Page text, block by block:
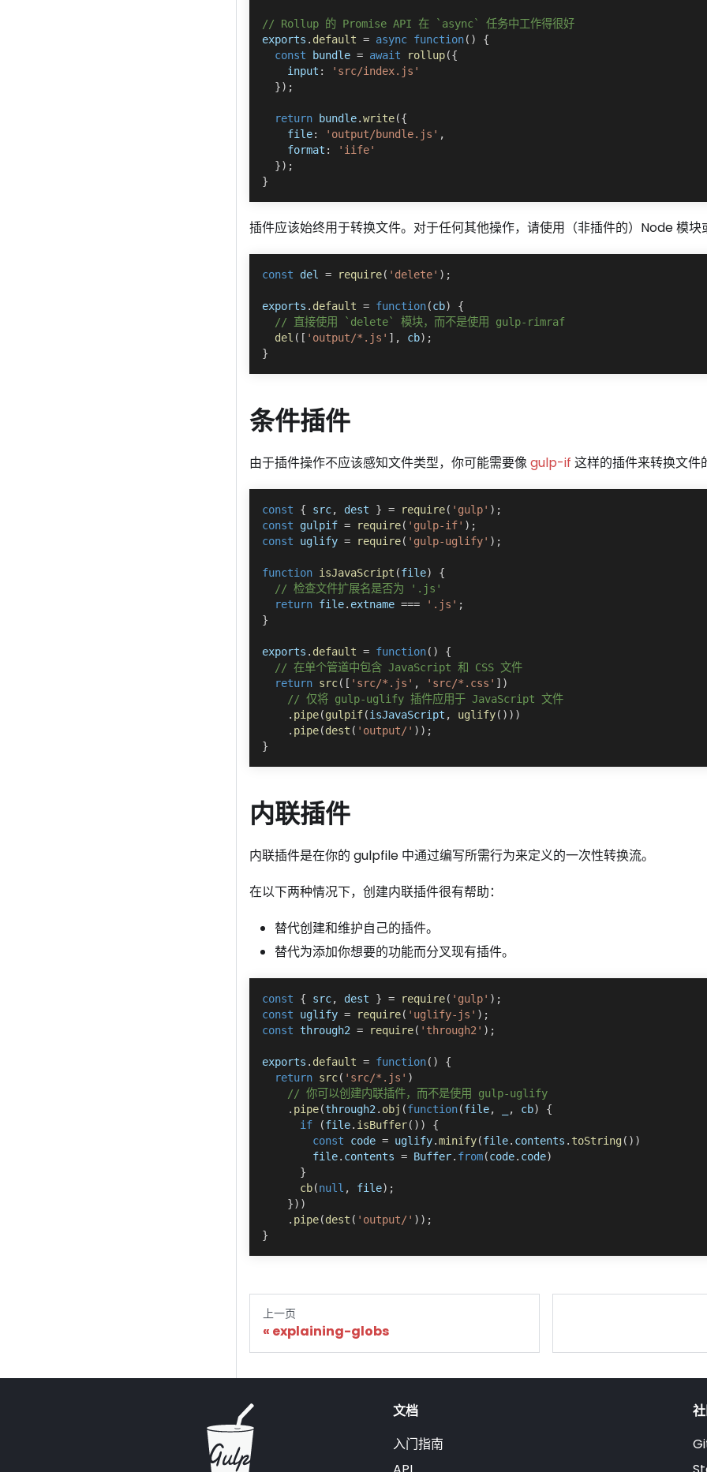
// Rollup 的 Promise API 在 `async` 任务中工作得很好
exports . default = async function( )
{
const bundle = await rollup({
input :
'src/index.js'
}) ;
return bundle.write({
file: 'output/bundle.js' ,
format :
'iife'
}) ;
}
插件应该始终用于转换文件。对于任何其他操作，请使用（非插件的）Node 模块
const del = require( 'delete' ) ;
exports . default = function(cb)
{
// 直接使用 `delete` 模块，而不是使用 gulp-rimraf
del ( [ 'output/*.js' ] , cb) ;
}
条件插件
由于插件操作不应该感知文件类型，你可能需要像gulp-if 这样的插件来转换文件
const { src, dest } = require( 'gulp' ) ;
const gulpif = require( 'gulp-if' ) ;
const uglify = require( 'gulp-uglify' ) ;
function isJavaScript (file)
{
// 检查文件扩展名是否为 '.js'
return file. extname === '.js' ;
}
exports . default = function( )
{
// 在单个管道中包含 JavaScript 和 CSS 文件
return src( [ 'src/*.js' , 'src/*.css' ] )
// 仅将 gulp-uglify 插件应用于 JavaScript 文件
. pipe(gulpif(isJavaScript , uglify( ) ) )
. pipe(dest ( 'output/' ) ) ;
}
内联插件
内联插件是在你的 gulpfile 中通过编写所需行为来定义的一次性转换流。
在以下两种情况下，创建内联插件很有帮助：
替代创建和维护自己的插件。
替代为添加你想要的功能而分叉现有插件。
const { src, dest } = require( 'gulp' ) ;
const uglify = require( 'uglify-js' ) ;
const through2 = require( 'through2' ) ;
exports . default = function( )
{
return src( 'src/*.js' )
// 你可以创建内联插件，而不是使用 gulp-uglify
. pipe(through2 . obj (function(file, , cb)
{
if
(file. isBuffer( ) )
{
const code = uglify.minify(file. contents . toString( ) )
        file
. contents = Buffer. from(code. code)
}
cb(null , file) ;
}) )
. pipe(dest ( 'output/' ) ) ;
}
上一页
explaining-globs
文档
入门指南